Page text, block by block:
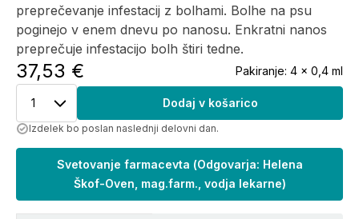
preprečevanje infestacij z bolhami. Bolhe na psu
poginejo v enem dnevu po nanosu. Enkratni nanos
preprečuje infestacijo bolh štiri tedne.
37,53 € Pakiranje: 4 x 0,4 ml
1 Dodaj v košarico
Izdelek bo poslan naslednji delovni dan.
Svetovanje farmacevta (Odgovarja: Helena
Škof-Oven, mag.farm., vodja lekarne)